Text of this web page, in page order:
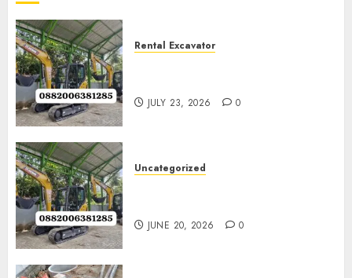
Rental Excavator
JULY 23, 2026 0
Uncategorized
JUNE 20, 2026 0